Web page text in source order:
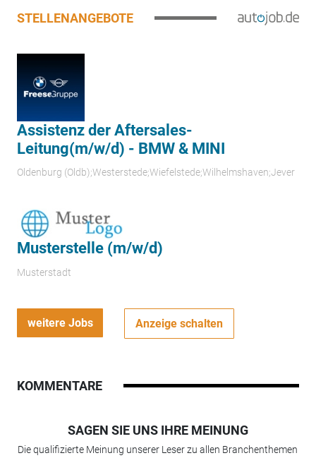
STELLENANGEBOTE
Assistenz der Aftersales-
Leitung(m/w/d) - BMW & MINI
Oldenburg (Oldb);Westerstede;Wiefelstede;Wilhelmshaven;Jever
Musterstelle (m/w/d)
Musterstadt
weitere Jobs Anzeige schalten
KOMMENTARE
SAGEN SIE UNS IHRE MEINUNG
Die qualifizierte Meinung unserer Leser zu allen Branchenthemen